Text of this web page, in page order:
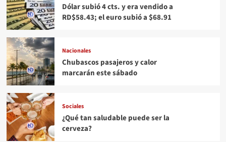
Dólar subió 4 cts. y era vendido a
RD$58.43; el euro subió a $68.91
Nacionales
Chubascos pasajeros y calor
marcarán este sábado
Sociales
¿Qué tan saludable puede ser la
cerveza?